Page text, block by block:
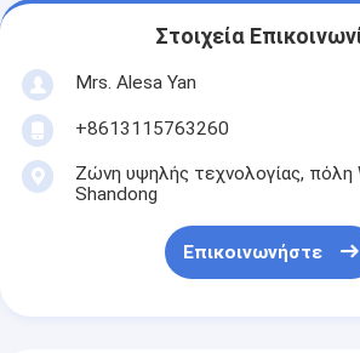
Στοιχεία
Mrs. Alesa Yan
+8613115763260
Ζώνη υψηλής τεχνολογίας, πόλη
Shandong
Επικοινωνήστε